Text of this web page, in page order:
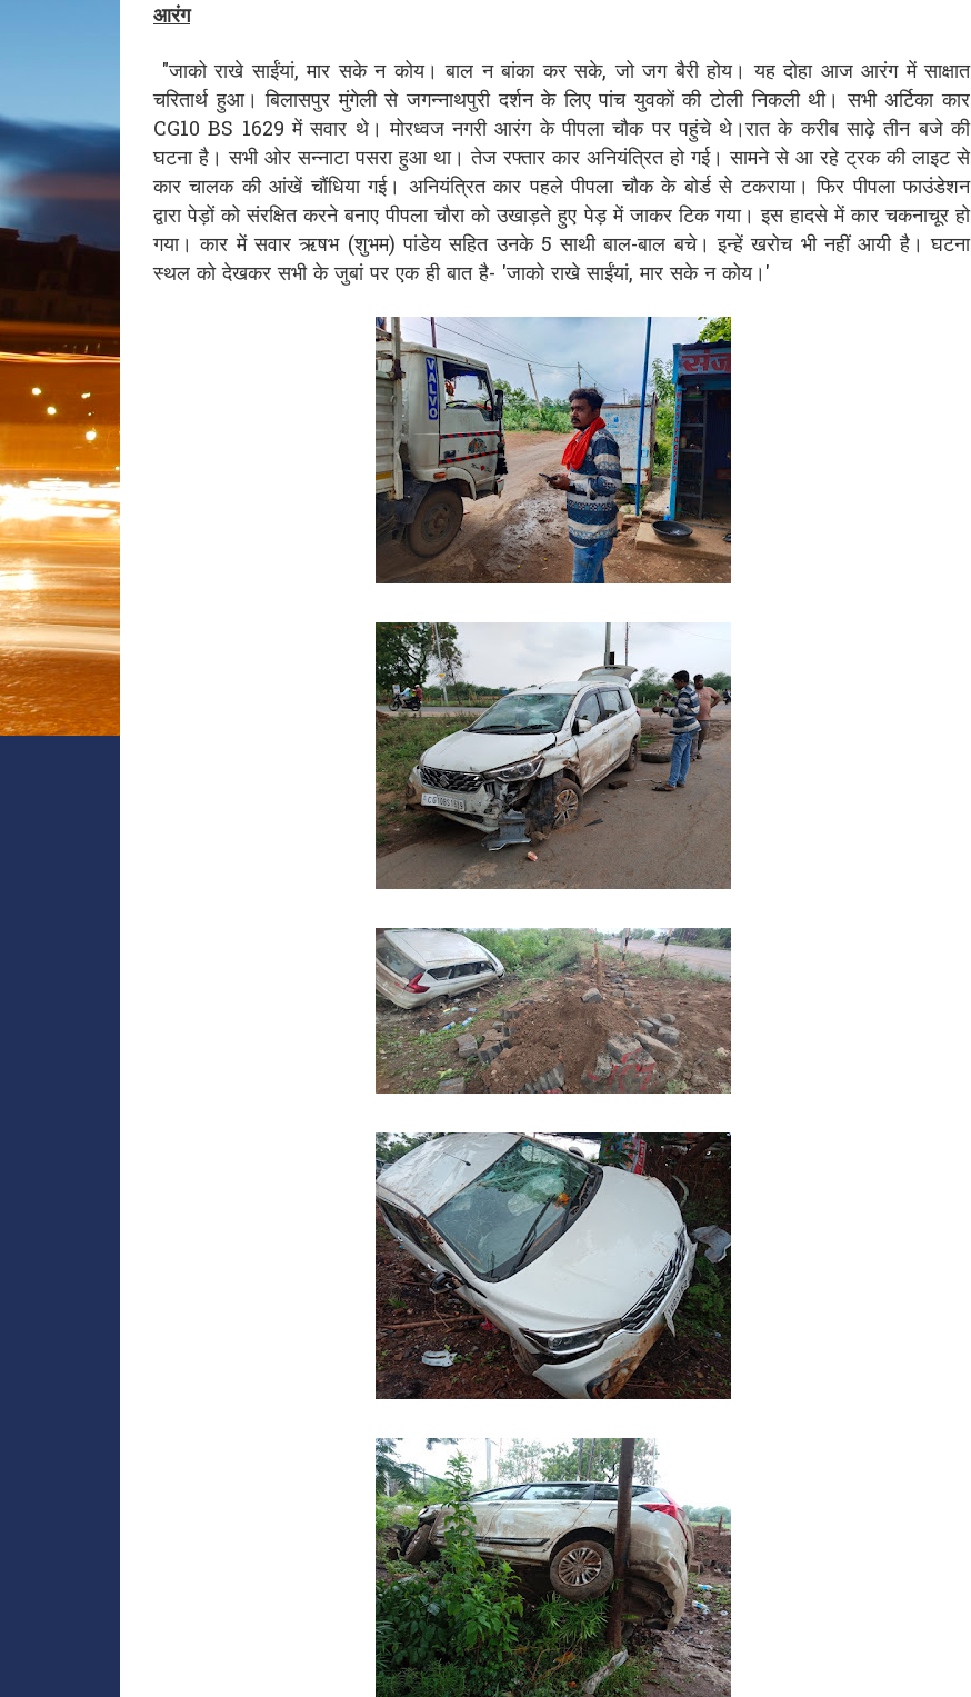
आरंग
"जाको राखे साईंयां, मार सके न कोय। बाल न बांका कर सके, जो जग बैरी होय। यह दोहा आज आरंग में साक्षात
चरितार्थ हुआ। बिलासपुर मुंगेली से जगन्नाथपुरी दर्शन के लिए पांच युवकों की टोली निकली थी। सभी अर्टिका कार
CG10 BS 1629 में सवार थे। मोरध्वज नगरी आरंग के पीपला चौक पर पहुंचे थे।रात के करीब साढ़े तीन बजे की
घटना है। सभी ओर सन्नाटा पसरा हुआ था। तेज रफ्तार कार अनियंत्रित हो गई। सामने से आ रहे ट्रक की लाइट से
कार चालक की आंखें चौंधिया गई। अनियंत्रित कार पहले पीपला चौक के बोर्ड से टकराया। फिर पीपला फाउंडेशन
द्वारा पेड़ों को संरक्षित करने बनाए पीपला चौरा को उखाड़ते हुए पेड़ में जाकर टिक गया। इस हादसे में कार चकनाचूर हो
गया। कार में सवार ऋषभ (शुभम) पांडेय सहित उनके 5 साथी बाल-बाल बचे। इन्हें खरोच भी नहीं आयी है। घटना
स्थल को देखकर सभी के जुबां पर एक ही बात है- 'जाको राखे साईंयां, मार सके न कोय।'